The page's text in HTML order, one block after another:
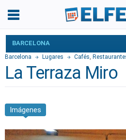
BARCELONA
Barcelona Lugares Cafés,
La Terraza Miro
Imágenes